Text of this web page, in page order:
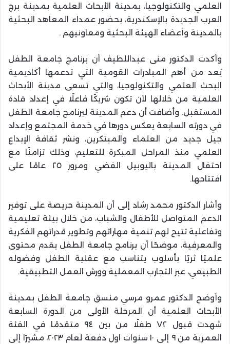
العلمي والتكنولوجيا، بمدينة الأبحاث العلمية بمدينة برج
العرب الجديدة بالإسكندرية، بحضور عمداء المعاهد البحثية
بالمدينة وأعضاء الهيئة البحثية ومعاونيهم .
وأكدت الدكتور منى عبداللطيف أن برنامج جامعة الطفل
يُعد من أهم المبادرات القومية التي تدعمها أكاديمية
البحث العلمي والتكنولوجيا، والتي تسعى مدينة الأبحاث
العلمية من خلالها لأن تكون شريكًا فاعلًا في إعداد قادة
المستقبل. وأضافت أن دعم المدينة لبرنامج جامعة الطفل
في دورته السابعة يعكس دورها في خدمة المجتمع وإعداد
جيل جديد من العلماء والمبتكرين، ونشر ثقافة الإبداع
العلمي منذ المراحل المبكرة للتعليم، وذلك تزامنًا مع
احتفال المدينة باليوبيل الفضي ومرور ٢٥ عامًا على
افتتاحها.
وأشار الدكتور محمد رشاد إلى أن المدينة حريصة على توفير
الدعم المتواصل للأطفال والشباب، من خلال بيئة تعليمية
وتفاعلية تتيح لهم تنمية مهاراتهم وتطوير قدراتهم الفكرية
والمعرفية، موضحًا أن برنامج جامعة الطفل يقدم محتوى
علميًا ثريًا بأسلوب يتناسب مع عقلية الطفل وفضوله
الطبيعي، عبر التجارب المعملية وورش العمل التطبيقية.
وأوضح الدكتور عمرو مرسي منسق جامعة الطفل بمدينة
الأبحاث العلمية أن المرحلة الأولى من الدورة السابعة
شهدت قبول ٧٢ طفلًا من بين ٩٤ متقدمًا في الفئة
العمرية من ٩ إلى ١٠ سنوات اول دفعة لعام ٢٠٢٣، مشيرًا إلى